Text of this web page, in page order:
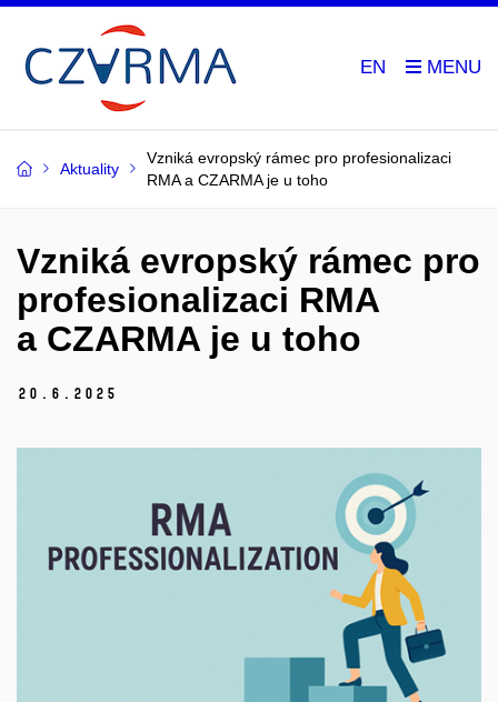
EN
Aktuality
Vzniká evropský rámec pro profesionalizaci
RMA a CZARMA je u toho
Vzniká evropský rámec pro
profesionalizaci RMA
a CZARMA je u toho
20. 6. 2025